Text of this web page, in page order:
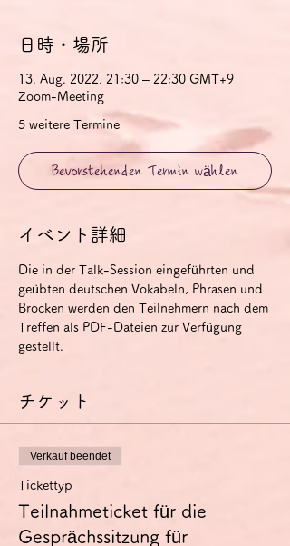
日時・場所
13. Aug. 2022, 21:30 – 22:30 GMT+9
Zoom-Meeting
5 weitere Termine
Bevorstehenden Termin wählen
イベント詳細
Die in der Talk-Session eingeführten und
geübten deutschen Vokabeln, Phrasen und
Brocken werden den Teilnehmern nach dem
Treffen als PDF-Dateien zur Verfügung
gestellt.
チケット
Verkauf beendet
Tickettyp
Teilnahmeticket für die
Gesprächssitzung für